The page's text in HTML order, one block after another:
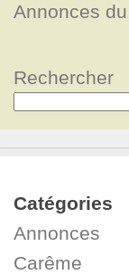
Annonces
Rechercher
Catégories
Annonces
Carême